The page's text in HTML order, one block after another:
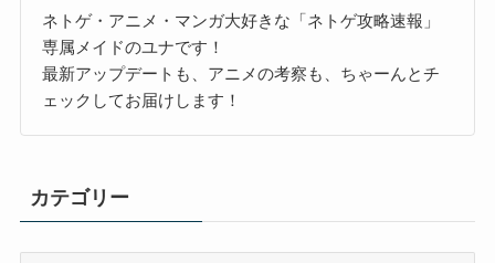
ネトゲ・アニメ・マンガ大好きな「ネトゲ攻略速報」
専属メイドのユナです！
最新アップデートも、アニメの考察も、ちゃーんとチ
ェックしてお届けします！
カテゴリー